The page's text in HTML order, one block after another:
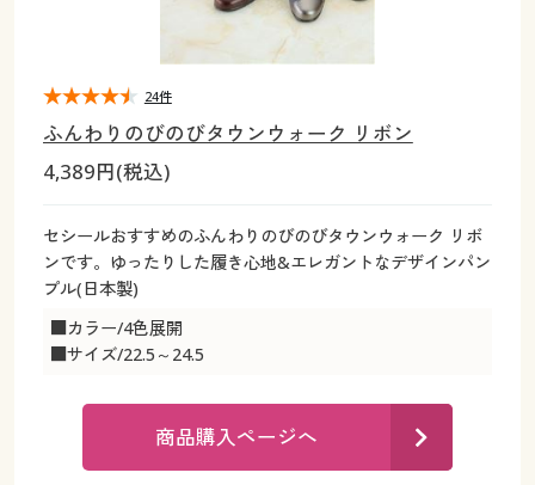
ジュニア・ティーンズ下着
大きいサイズ レディース服
大きいサイズ レディース下着
大きいサイズ メンズ
大きいサイズ 事務・制服
カタログ
カタログ・チラシからのご注文
デジタルカタログ
カタログ無料プレゼント
大きいサイズ レディース下着
大きいサイズ メンズ
大きいサイズ 事務・制服
シークレットセール
商品カテゴリ一覧
カタログ
カタログ無料プレゼント
会員メニュー
マイページ
閲覧履歴
ふんわりのびのびタウンウォーク リボン
4,389円(税込)
セシールおすすめのふんわりのびのびタウンウォーク リボ
ンです。ゆったりした履き心地&エレガントなデザインパン
プル(日本製)
■カラー/4色展開
■サイズ/22.5～24.5
24件
商品購入ページへ